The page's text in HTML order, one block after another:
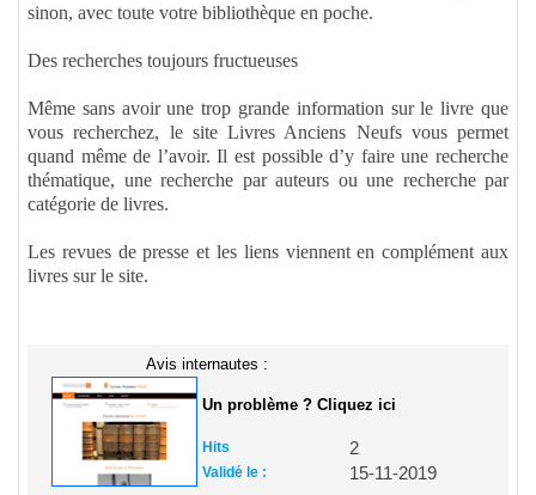
sinon, avec toute votre bibliothèque en poche.
Des recherches toujours fructueuses
Même sans avoir une trop grande information sur le livre que
vous recherchez, le site Livres Anciens Neufs vous permet
quand même de l’avoir. Il est possible d’y faire une recherche
thématique, une recherche par auteurs ou une recherche par
catégorie de livres.
Les revues de presse et les liens viennent en complément aux
livres sur le site.
Avis internautes :
Un problème ? Cliquez ici
Hits 2
Validé le :
15-11-2019